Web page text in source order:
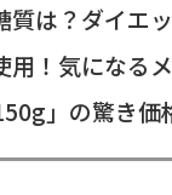
質は？ダイエ
用！気になる
」の驚き